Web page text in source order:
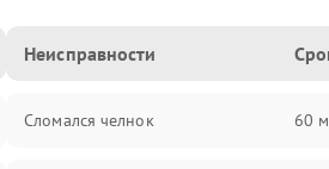
Неисправности
Сломался челнок 60